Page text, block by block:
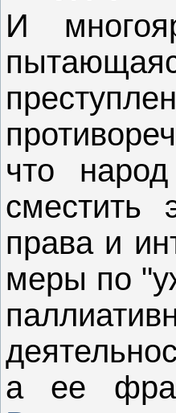
И
что
сместить
права и
меры по
а ее